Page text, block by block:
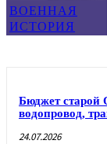
ВОЕННАЯ
ИСТОРИЯ
Бюджет старой
водопровод,
24.07.2026